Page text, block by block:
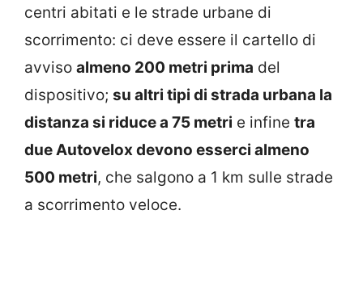
centri abitati e le strade urbane di
scorrimento: ci deve essere il cartello di
avviso almeno 200 metri prima del
dispositivo; su altri tipi di strada urbana la
distanza si riduce a 75 metri e infine tra
due Autovelox devono esserci almeno
500 metri, che salgono a 1 km sulle strade
a scorrimento veloce.